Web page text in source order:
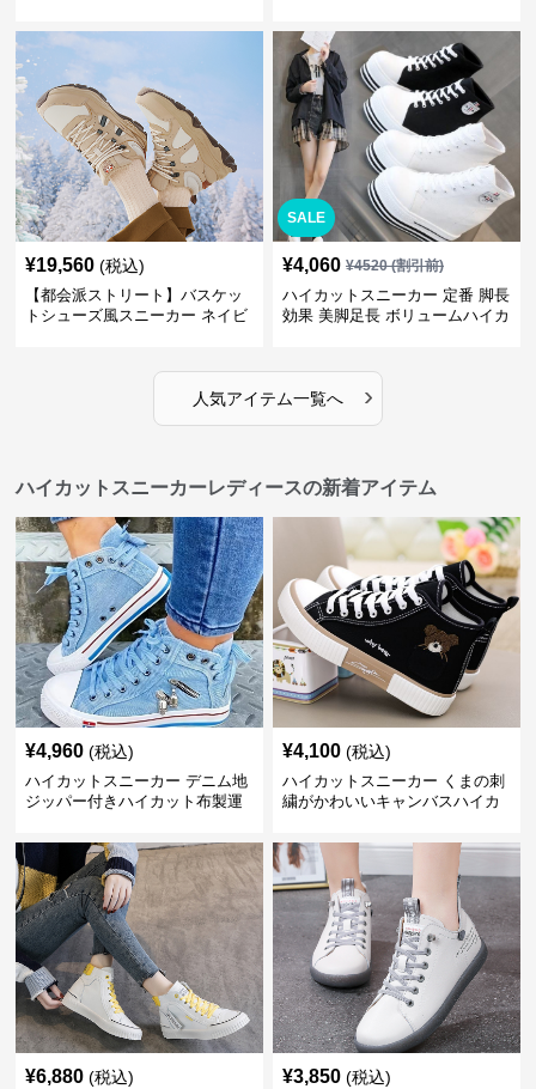
ビ クラシック
トリート
¥19,560 (税込)
【都会派ストリート】バスケッ
トシューズ風スニーカー ネイビ
SALE
¥4,060 ¥4520(割引前)
ハイカットスニーカー 定番 脚長
効果 美脚足長 ボリュームハイカ
かわいい
人気アイテム一覧へ ›
ハイカットスニーカーレディースの新着アイテム
¥4,960 (税込)
ハイカットスニーカー デニム地
ジッパー付きハイカット布製運
¥4,100 (税込)
ハイカットスニーカー くまの刺
繍がかわいいキャンバスハイカ
¥6,880 (税込) ¥3,850 (税込)